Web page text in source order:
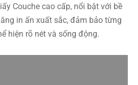
Couche cao cấp, nổi bật với bề
in ấn xuất sắc, đảm bảo từng
hiện rõ nét và sống động.